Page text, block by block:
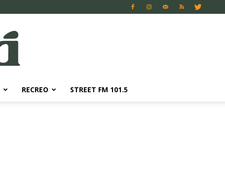
RECREO STREET FM 101.5